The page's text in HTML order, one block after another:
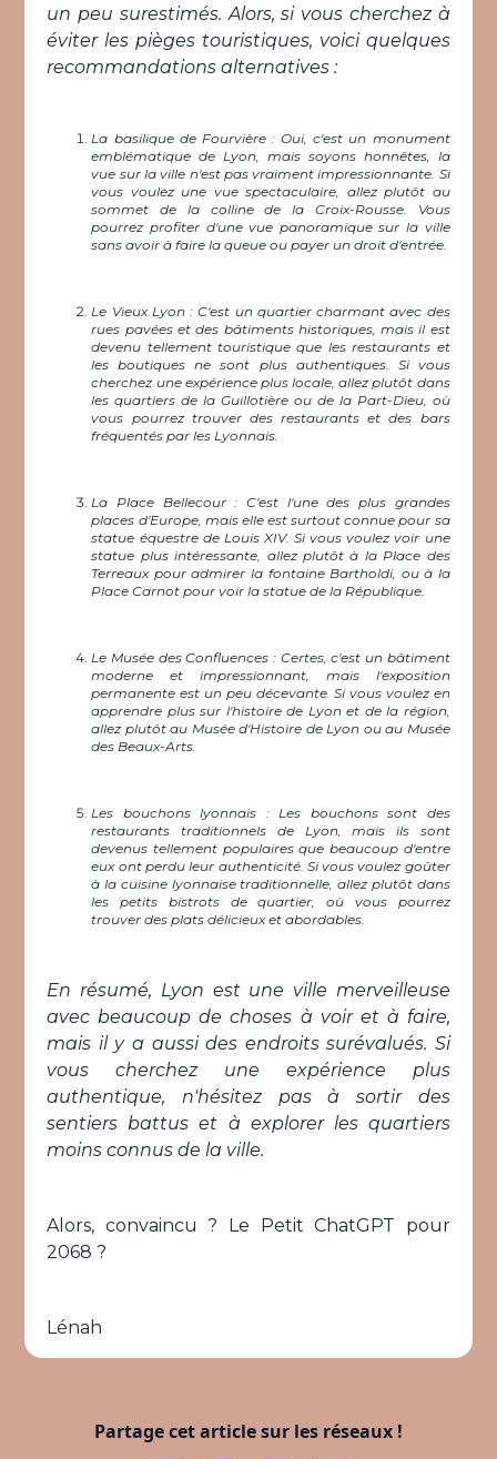
un peu surestimés. Alors, si vous cherchez à
éviter les pièges touristiques, voici quelques
recommandations alternatives :
La basilique de Fourvière : Oui, c'est un monument
emblématique de Lyon, mais soyons honnêtes, la
vue sur la ville n'est pas vraiment impressionnante. Si
vous voulez une vue spectaculaire, allez plutôt au
sommet de la colline de la Croix-Rousse. Vous
pourrez profiter d'une vue panoramique sur la ville
sans avoir à faire la queue ou payer un droit d'entrée.
Le Vieux Lyon : C'est un quartier charmant avec des
rues pavées et des bâtiments historiques, mais il est
devenu tellement touristique que les restaurants et
les boutiques ne sont plus authentiques. Si vous
cherchez une expérience plus locale, allez plutôt dans
les quartiers de la Guillotière ou de la Part-Dieu, où
vous pourrez trouver des restaurants et des bars
fréquentés par les Lyonnais.
La Place Bellecour : C'est l'une des plus grandes
places d'Europe, mais elle est surtout connue pour sa
statue équestre de Louis XIV. Si vous voulez voir une
statue plus intéressante, allez plutôt à la Place des
Terreaux pour admirer la fontaine Bartholdi, ou à la
Place Carnot pour voir la statue de la République.
Le Musée des Confluences : Certes, c'est un bâtiment
moderne et impressionnant, mais l'exposition
permanente est un peu décevante. Si vous voulez en
apprendre plus sur l'histoire de Lyon et de la région,
allez plutôt au Musée d'Histoire de Lyon ou au Musée
des Beaux-Arts.
Les bouchons lyonnais : Les bouchons sont des
restaurants traditionnels de Lyon, mais ils sont
devenus tellement populaires que beaucoup d'entre
eux ont perdu leur authenticité. Si vous voulez goûter
à la cuisine lyonnaise traditionnelle, allez plutôt dans
les petits bistrots de quartier, où vous pourrez
trouver des plats délicieux et abordables.
En résumé, Lyon est une ville merveilleuse
avec beaucoup de choses à voir et à faire,
mais il y a aussi des endroits surévalués. Si
vous cherchez une expérience plus
authentique, n'hésitez pas à sortir des
sentiers battus et à explorer les quartiers
moins connus de la ville.
Alors, convaincu ? Le Petit ChatGPT pour
2068 ?
Lénah
Partage cet article sur les réseaux !